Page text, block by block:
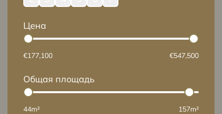
Цена
€177,100 €547,500
Общая площадь
44m² 157m²